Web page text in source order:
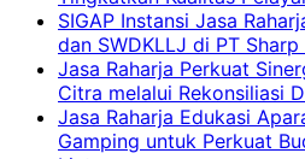
SIGAP Instansi Jasa
dan SWDKLLJ di PT
Jasa Raharja Perkuat
Citra melalui Rekonsiliasi
Jasa Raharja Edukasi
Gamping untuk Perkuat